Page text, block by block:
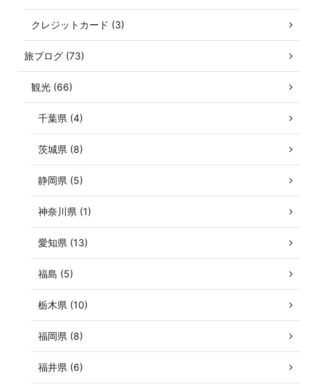
クレジットカード (3)
旅ブログ (73)
観光 (66)
千葉県 (4)
茨城県 (8)
静岡県 (5)
神奈川県 (1)
愛知県 (13)
福島 (5)
栃木県 (10)
福岡県 (8)
福井県 (6)